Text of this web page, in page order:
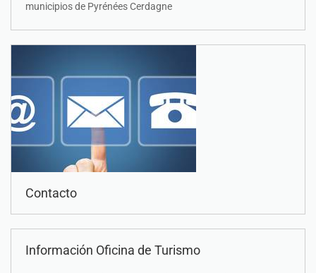
municipios de Pyrénées Cerdagne
Contacto
Información Oficina de Turismo